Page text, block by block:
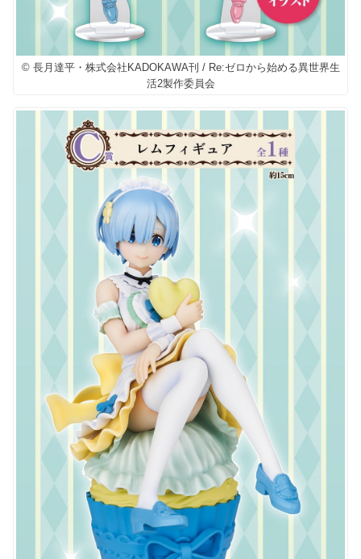
© 長月達平・株式会社KADOKAWA刊 / Re:ゼロから始める異世界生
活2製作委員会